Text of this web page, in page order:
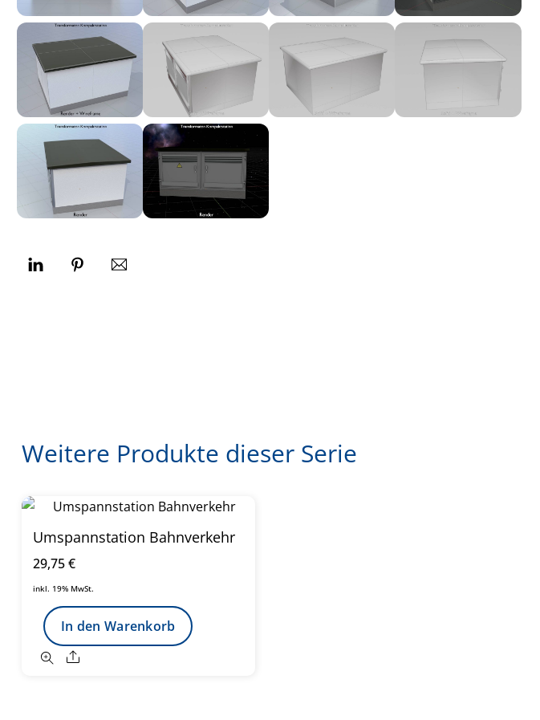
Weitere Produkte dieser Serie
Umspannstation Bahnverkehr
29,75€
inkl. 19% MwSt.
In den Warenkorb
Share